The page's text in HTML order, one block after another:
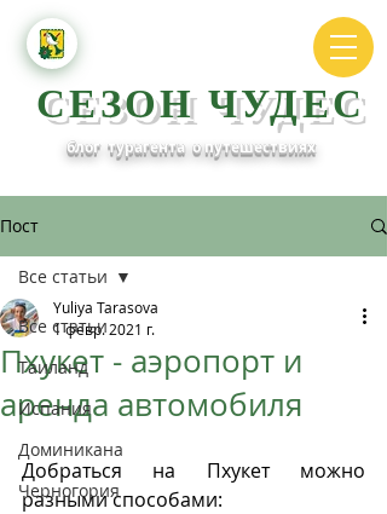
СЕЗОН ЧУДЕС
блог турагента о путешествиях
Пост
Все статьи
Таиланд
Испания
Доминикана
Черногория
Все статьи
Пхукет - аэропорт и
аренда автомобиля
Yuliya Tarasova
1 февр. 2021 г.
Добраться на Пхукет можно
разными способами: